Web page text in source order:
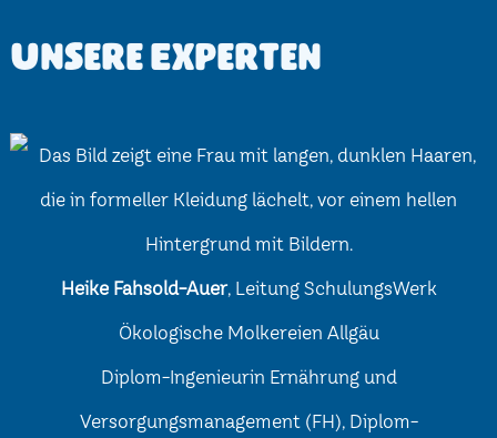
Unsere Experten
Heike Fahsold-Auer, Leitung SchulungsWerk
Ökologische Molkereien Allgäu
Diplom-Ingenieurin Ernährung und
Versorgungsmanagement (FH), Diplom-